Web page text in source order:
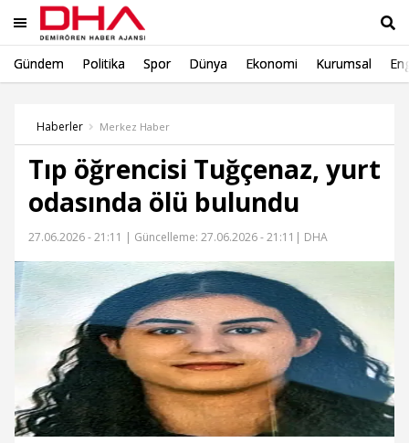
Gündem Politika Spor Dünya Ekonomi Kurumsal
Haberler Merkez Haber
Tıp öğrencisi Tuğçenaz, yurt
odasında ölü bulundu
27.06.2026 - 21:11 | Güncelleme: 27.06.2026 - 21:11 | DHA